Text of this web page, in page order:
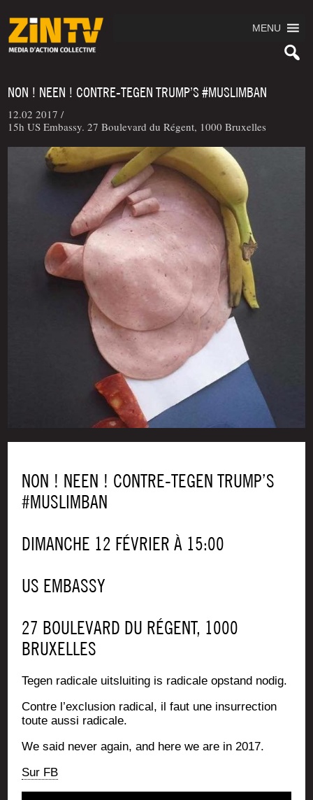
MENU
NON ! NEEN ! CONTRE-TEGEN TRUMP’S #MUSLIMBAN
12.02 2017 /
15h US Embassy. 27 Boulevard du Régent, 1000 Bruxelles
NON ! NEEN ! CONTRE-TEGEN TRUMP’S
#MUSLIMBAN
DIMANCHE 12 FÉVRIER À 15:00
US EMBASSY
27 BOULEVARD DU RÉGENT, 1000
BRUXELLES
Tegen radi­cale uits­lui­ting is radi­cale ops­tand nodig.
Contre l’ex­clu­sion radi­cal, il faut une insur­rec­tion
toute aus­si radicale.
We said never again, and here we are in 2017.
Sur FB